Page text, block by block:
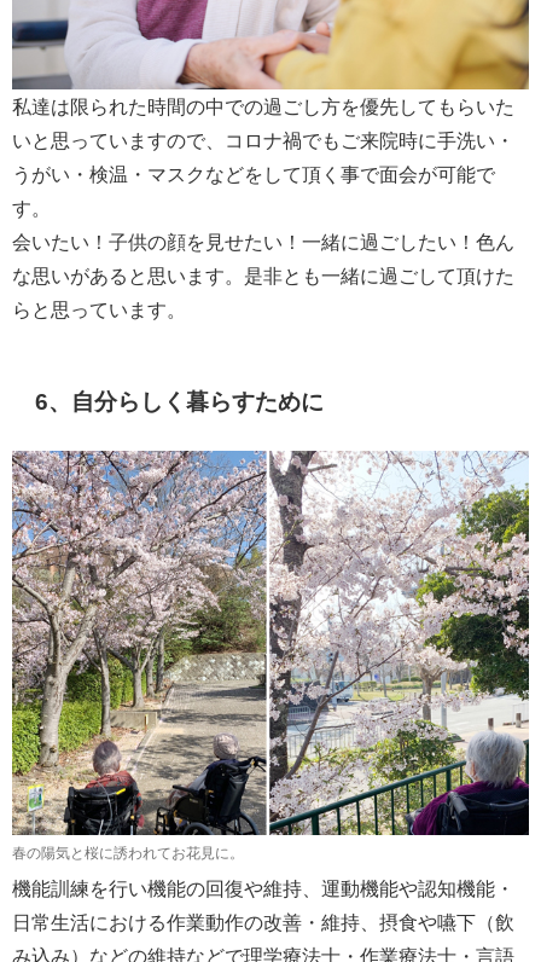
私達は限られた時間の中での過ごし方を優先してもらいた
いと思っていますので、コロナ禍でもご来院時に手洗い・
うがい・検温・マスクなどをして頂く事で面会が可能で
す。
会いたい！子供の顔を見せたい！一緒に過ごしたい！色ん
な思いがあると思います。是非とも一緒に過ごして頂けた
らと思っています。
6、自分らしく暮らすために
春の陽気と桜に誘われてお花見に。
機能訓練を行い機能の回復や維持、運動機能や認知機能・
日常生活における作業動作の改善・維持、摂食や嚥下（飲
み込み）などの維持などで理学療法士・作業療法士・言語